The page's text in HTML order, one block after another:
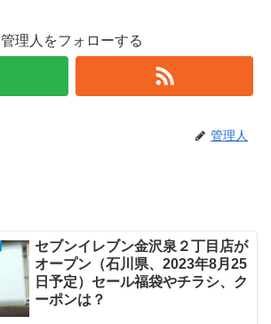
管理人をフォローする
管理人
セブンイレブン金沢泉２丁目店が
オープン（石川県、2023年8月25
日予定）セール福袋やチラシ、ク
ーポンは？